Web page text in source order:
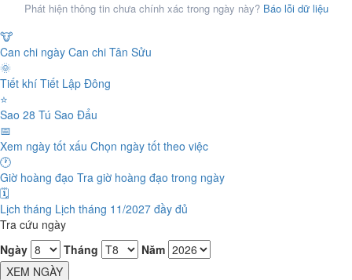
Phát hiện thông tin chưa chính xác trong ngày này? Báo lỗi dữ liệu
🐮
Can chi ngày Can chi Tân Sửu
🌞
Tiết khí Tiết Lập Đông
⭐
Sao 28 Tú Sao Đẩu
📅
Xem ngày tốt xấu Chọn ngày tốt theo việc
🕐
Giờ hoàng đạo Tra giờ hoàng đạo trong ngày
🗓️
Lịch tháng Lịch tháng 11/2027 đầy đủ
Tra cứu ngày
Ngày
Tháng
Năm
XEM NGÀY